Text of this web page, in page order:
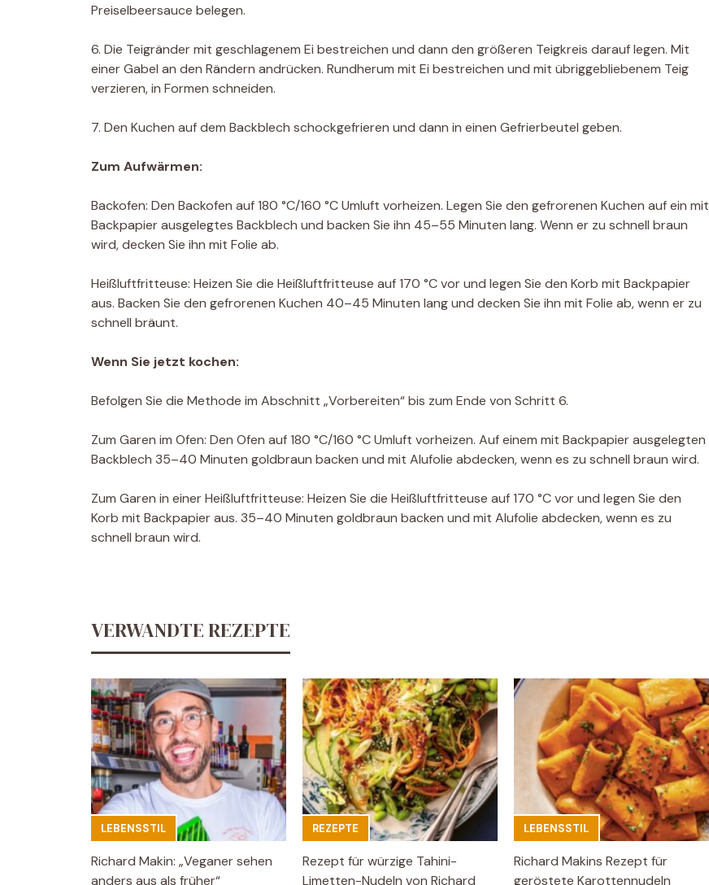
Preiselbeersauce belegen.
6. Die Teigränder mit geschlagenem Ei bestreichen und dann den größeren Teigkreis darauf legen. Mit
einer Gabel an den Rändern andrücken. Rundherum mit Ei bestreichen und mit übriggebliebenem Teig
verzieren, in Formen schneiden.
7. Den Kuchen auf dem Backblech schockgefrieren und dann in einen Gefrierbeutel geben.
Zum Aufwärmen:
Backofen: Den Backofen auf 180 °C/160 °C Umluft vorheizen. Legen Sie den gefrorenen Kuchen auf ein mit
Backpapier ausgelegtes Backblech und backen Sie ihn 45–55 Minuten lang. Wenn er zu schnell braun
wird, decken Sie ihn mit Folie ab.
Heißluftfritteuse: Heizen Sie die Heißluftfritteuse auf 170 °C vor und legen Sie den Korb mit Backpapier
aus. Backen Sie den gefrorenen Kuchen 40–45 Minuten lang und decken Sie ihn mit Folie ab, wenn er zu
schnell bräunt.
Wenn Sie jetzt kochen:
Befolgen Sie die Methode im Abschnitt „Vorbereiten“ bis zum Ende von Schritt 6.
Zum Garen im Ofen: Den Ofen auf 180 °C/160 °C Umluft vorheizen. Auf einem mit Backpapier ausgelegten
Backblech 35–40 Minuten goldbraun backen und mit Alufolie abdecken, wenn es zu schnell braun wird.
Zum Garen in einer Heißluftfritteuse: Heizen Sie die Heißluftfritteuse auf 170 °C vor und legen Sie den
Korb mit Backpapier aus. 35–40 Minuten goldbraun backen und mit Alufolie abdecken, wenn es zu
schnell braun wird.
VERWANDTE REZEPTE
LEBENSSTIL
Richard Makin: „Veganer sehen
anders aus als früher“
REZEPTE
Rezept für würzige Tahini-
Limetten-Nudeln von Richard
LEBENSSTIL
Richard Makins Rezept für
geröstete Karottennudeln